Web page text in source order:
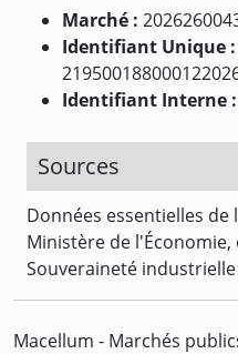
Marché :
Identifiant Unique :
Identifiant Interne :
Sources
Données essentielles
Ministère de l'Économie,
Souveraineté
Macellum - Marchés